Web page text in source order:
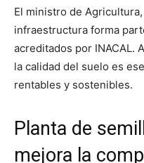
El ministro de
infraestructura forma
acreditados por INACAL.
la calidad del suelo es
rentables y sostenibles.
Planta de
mejora la